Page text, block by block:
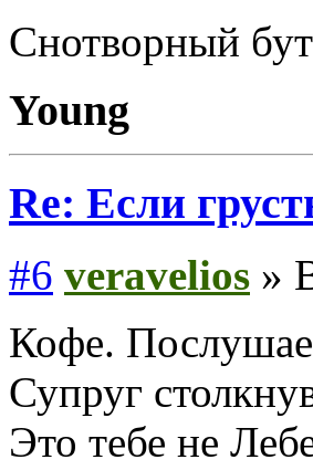
Снотворный
Young
Re: Если
#6 veravelios »
Кофе.
Супруг
Это тебе не